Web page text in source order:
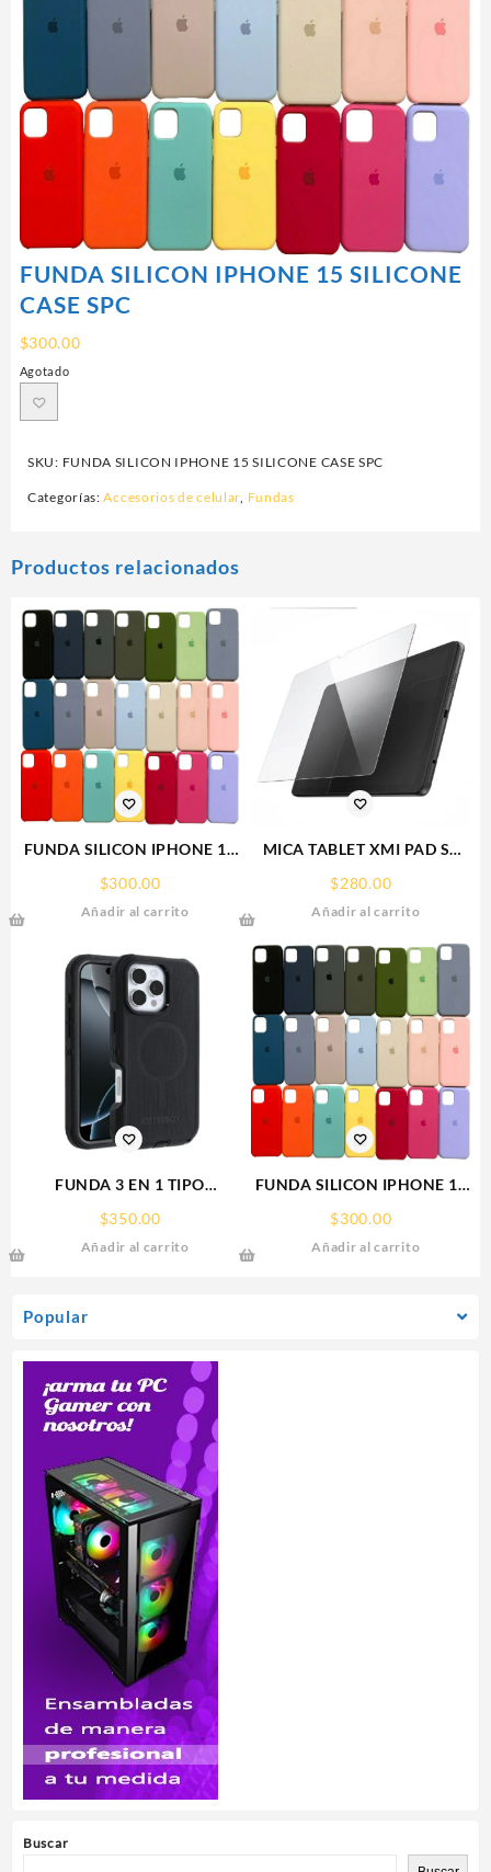
Popular
Buscar
FUNDA SILICON IPHONE 15 SILICONE
CASE SPC
$300.00
Agotado
SKU: FUNDA SILICON IPHONE 15 SILICONE CASE SPC
Categorías:Accesorios de celular, Fundas
Productos relacionados
FUNDA SILICON IPHONE 13
$300.00
Añadir al carrito
MICA TABLET XMI PAD SE
PROTECTOR RHINOGLASS
$280.00
Añadir al carrito
FUNDA 3 EN 1 TIPO
OTTERBOX USO RUDO SAM
S26 ULTRA SAMSUNG S26
ULTRA
$350.00
Añadir al carrito
FUNDA SILICON IPHONE 13
MINI SILICONE CASE SPC
$300.00
Añadir al carrito